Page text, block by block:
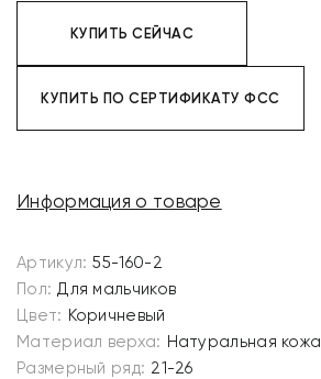
КУПИТЬ СЕЙЧАС
КУПИТЬ ПО СЕРТИФИКАТУ ФСС
Информация о товаре
Артикул: 55-160-2
Пол: Для мальчиков
Цвет: Коричневый
Материал верха: Натуральная кожа
Размерный ряд: 21-26